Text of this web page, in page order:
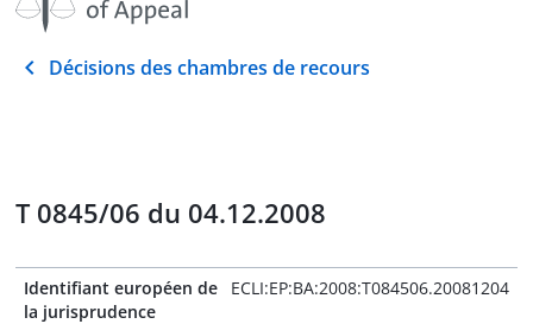
Décisions des chambres de recours
T 0845/06 du 04.12.2008
Identifiant européen de
la jurisprudence
ECLI:EP:BA:2008:T084506.20081204